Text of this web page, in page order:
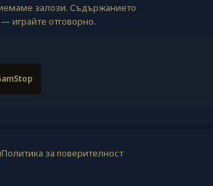
залози. Съдържанието
играйте отговорно.
Политика за поверителност